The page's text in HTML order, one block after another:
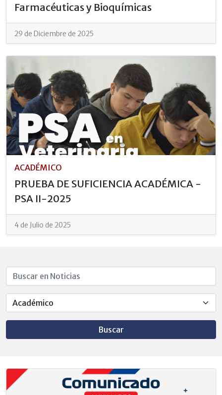
Farmacéuticas y Bioquímicas
29 de Diciembre de 2025
ACADÉMICO
PRUEBA DE SUFICIENCIA ACADÉMICA -
PSA II-2025
4 de Julio de 2025
Buscar